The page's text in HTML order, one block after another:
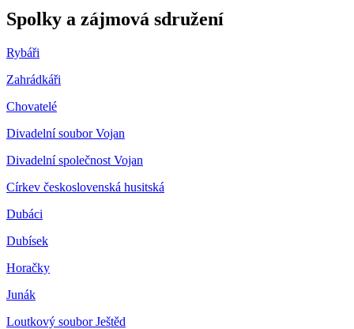
Spolky a zájmová sdružení
Rybáři
Zahrádkáři
Chovatelé
Divadelní soubor Vojan
Divadelní společnost Vojan
Církev československá husitská
Dubáci
Dubísek
Horačky
Junák
Loutkový soubor Ještěd